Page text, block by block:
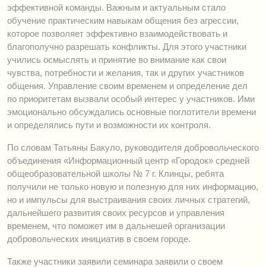
эффективной команды. Важным и актуальным стало
обучение практическим навыкам общения без агрессии,
которое позволяет эффективно взаимодействовать и
благополучно разрешать конфликты. Для этого участники
учились осмыслять и принятие во внимание как свои
чувства, потребности и желания, так и других участников
общения. Управление своим временем и определение дел
по приоритетам вызвали особый интерес у участников. Ими
эмоционально обсуждались основные поглотители времени
и определялись пути и возможности их контроля.
По словам Татьяны Бакуло, руководителя добровольческого
объединения «Информационный центр «Городок» средней
общеобразовательной школы № 7 г. Клинцы, ребята
получили не только новую и полезную для них информацию,
но и импульсы для выстраивания своих личных стратегий,
дальнейшего развития своих ресурсов и управления
временем, что поможет им в дальнешей организации
добровольческих инициатив в своем городе.
Также участники заявили семинара заявили о своем